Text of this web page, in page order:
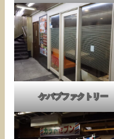
ケバブファクトリー